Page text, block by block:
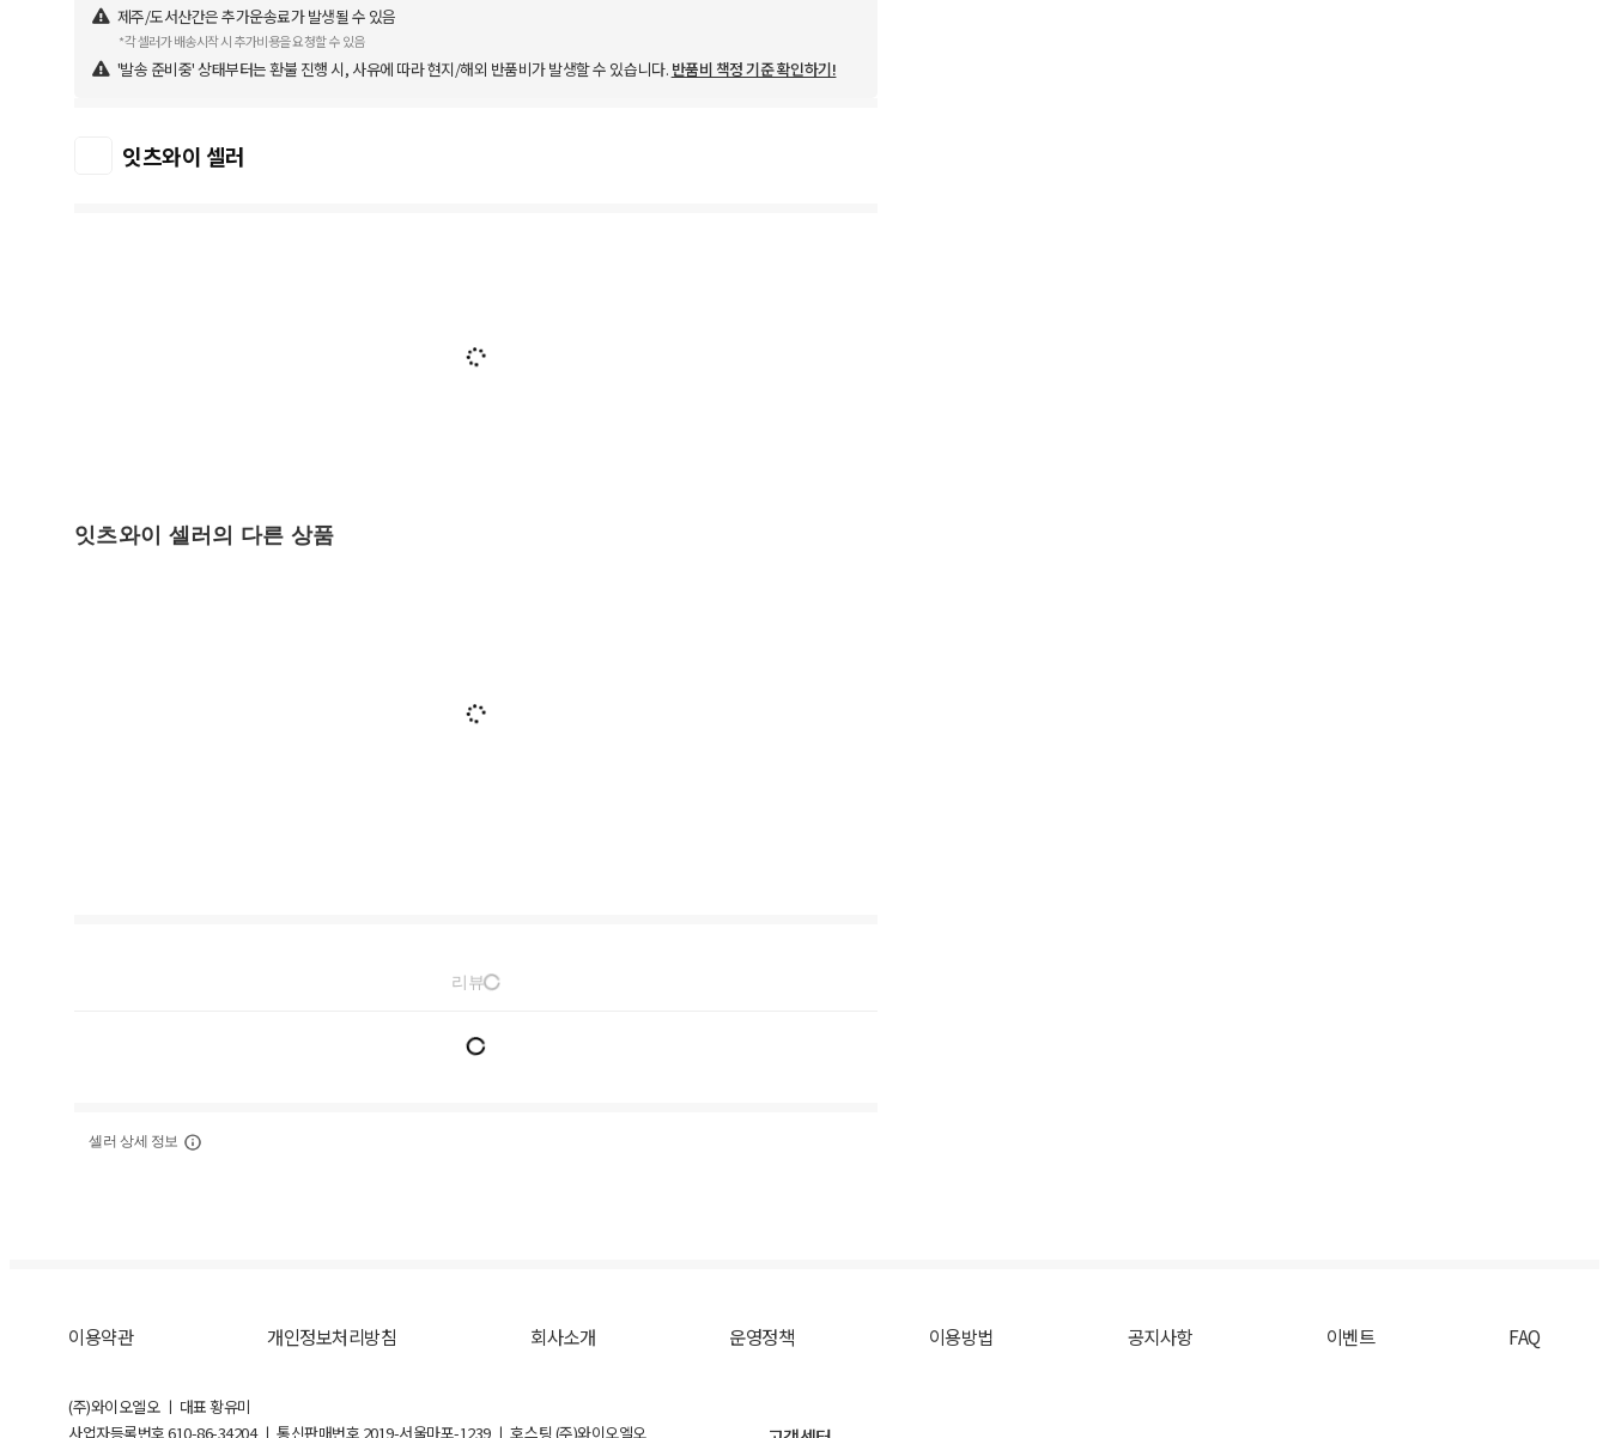
제주/도서산간은 추가운송료가 발생될 수 있음
*각 셀러가 배송시작 시 추가비용을 요청할 수 있음
'발송 준비중' 상태부터는 환불 진행 시, 사유에 따라 현지/해외 반품비가 발생할 수 있습니다. 반품비 책정 기준 확인하기!
잇츠와이 셀러
잇츠와이 셀러의 다른 상품
리뷰
셀러 상세 정보
이용약관 개인정보처리방침 회사소개 운영정책 이용방법 공지사항 이벤트 FAQ
(주)와이오엘오 ㅣ 대표 황유미
사업자등록번호610-86-34204ㅣ 통신판매번호 2019-서울마포-1239 ㅣ 호스팅 (주)와이오엘오